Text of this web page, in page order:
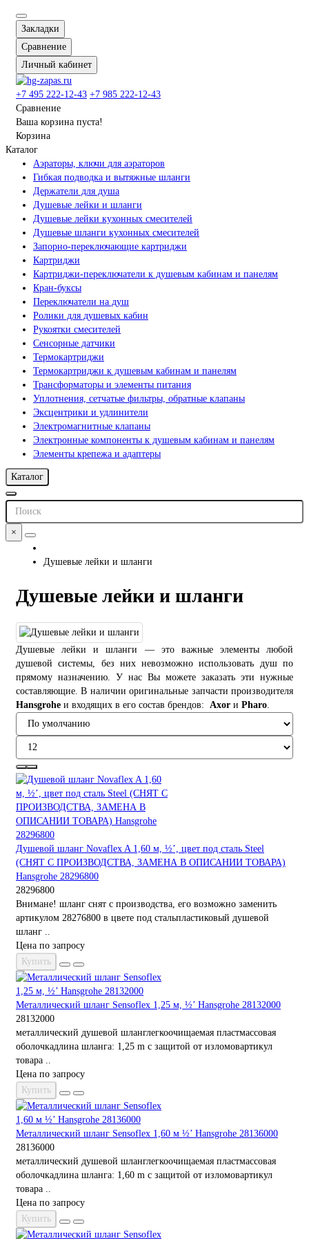
Закладки
Сравнение
Личный кабинет
+7 495 222-12-43 +7 985 222-12-43
Сравнение
Ваша корзина пуста!
Корзина
Каталог
Аэраторы, ключи для аэраторов
Гибкая подводка и вытяжные шланги
Держатели для душа
Душевые лейки и шланги
Душевые лейки кухонных смесителей
Душевые шланги кухонных смесителей
Запорно-переключающие картриджи
Картриджи
Картриджи-переключатели к душевым кабинам и панелям
Кран-буксы
Переключатели на душ
Ролики для душевых кабин
Рукоятки смесителей
Сенсорные датчики
Термокартриджи
Термокартриджи к душевым кабинам и панелям
Трансформаторы и элементы питания
Уплотнения, сетчатые фильтры, обратные клапаны
Эксцентрики и удлинители
Электромагнитные клапаны
Электронные компоненты к душевым кабинам и панелям
Элементы крепежа и адаптеры
Каталог
×
Душевые лейки и шланги
Душевые лейки и шланги
Душевые лейки и шланги — это важные элементы любой
душевой системы, без них невозможно использовать душ по
прямому назначению. У нас Вы можете заказать эти нужные
составляющие. В наличии оригинальные запчасти производителя
Hansgrohe и входящих в его состав брендов: Axor и Pharo.
Душевой шланг Novaflex A 1,60 м, ½’, цвет под сталь Steel
(СНЯТ С ПРОИЗВОДСТВА, ЗАМЕНА В ОПИСАНИИ ТОВАРА)
Hansgrohe 28296800
28296800
Внимане! шланг снят с производства, его возможно заменить
артикулом 28276800 в цвете под стальпластиковый душевой
шланг ..
Цена по запросу
Купить
Металлический шланг Sensoflex 1,25 м, ½’ Hansgrohe 28132000
28132000
металлический душевой шланглегкоочищаемая пластмассовая
оболочкадлина шланга: 1,25 m с защитой от изломовартикул
товара ..
Цена по запросу
Купить
Металлический шланг Sensoflex 1,60 м ½’ Hansgrohe 28136000
28136000
металлический душевой шланглегкоочищаемая пластмассовая
оболочкадлина шланга: 1,60 m с защитой от изломовартикул
товара ..
Цена по запросу
Купить